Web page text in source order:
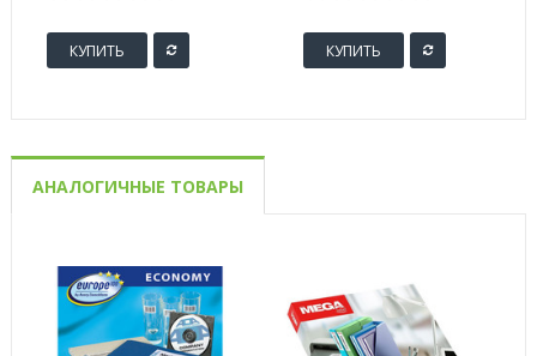
КУПИТЬ КУПИТЬ
АНАЛОГИЧНЫЕ ТОВАРЫ